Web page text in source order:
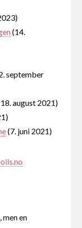
(14.
september
august 2021)
(7. juni 2021)
en